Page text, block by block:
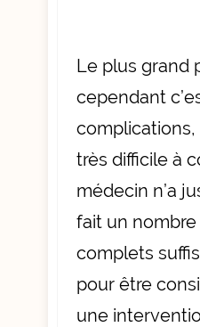
Le plus grand
cependant
très difficile à
médecin n’a
fait un
complets
pour être
une